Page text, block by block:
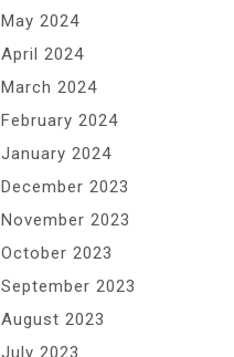
May 2024
April 2024
March 2024
February 2024
January 2024
December 2023
November 2023
October 2023
September 2023
August 2023